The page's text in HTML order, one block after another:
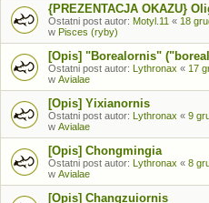
{PREZENTACJA OKAZU}
Ostatni post autor: Motyl.11 « 18
w Pisces (ryby)
[Opis] "Borealornis"
Ostatni post autor: Lythronax « 17
w Avialae
[Opis] Yixianornis
Ostatni post autor: Lythronax « 9
w Avialae
[Opis] Chongmingia
Ostatni post autor: Lythronax « 8
w Avialae
[Opis] Changzuiornis